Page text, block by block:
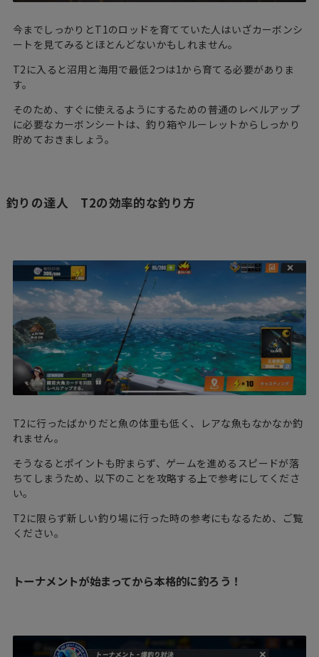
今までしっかりとT1のロッドを育てていた人はいざカーボンシ
ートを見てみるとほとんどないかもしれません。
T2に入ると沼用と海用で最低2つは1から育てる必要がありま
す。
そのため、すぐに使えるようにするための普通のレベルアップ
に必要なカーボンシートは、釣り箱やルーレットからしっかり
貯めておきましょう。
釣りの達人 T2の効率的な釣り方
T2に行ったばかりだと魚の体重も低く、レアな魚もなかなか釣
れません。
そうなるとポイントも貯まらず、ゲームを進めるスピードが落
ちてしまうため、以下のことを攻略する上で参考にしてくださ
い。
T2に限らず新しい釣り場に行った時の参考にもなるため、ご覧
ください。
トーナメントが始まってから本格的に釣ろう！